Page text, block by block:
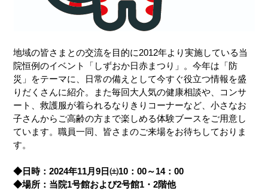
地域の皆さまとの交流を目的に2012年より実施している当
院恒例のイベント「しずおか日赤まつり」。今年は「防
災」をテーマに、日常の備えとして今すぐ役立つ情報を盛
りだくさんに紹介。また毎回大人気の健康相談や、コンサ
ート、救護服が着られるなりきりコーナーなど、小さなお
子さんからご高齢の方まで楽しめる体験ブースをご用意し
ています。職員一同、皆さまのご来場をお待ちしておりま
す。
◆日時：2024年11月9日㈯10：00～14：00
◆場所：当院1号館および2号館1・2階他